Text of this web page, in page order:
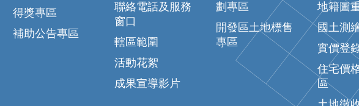
得獎專區
補助公告專區
聯絡電話及服務
窗口
轄區範圍
活動花絮
成果宣導影片
劃專區
開發區土地標售
專區
地籍圖
國土測
實價登
住宅價
區